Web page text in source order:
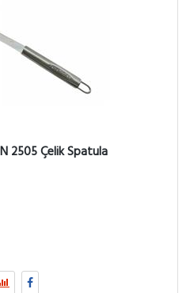
2505 Çelik Spatula